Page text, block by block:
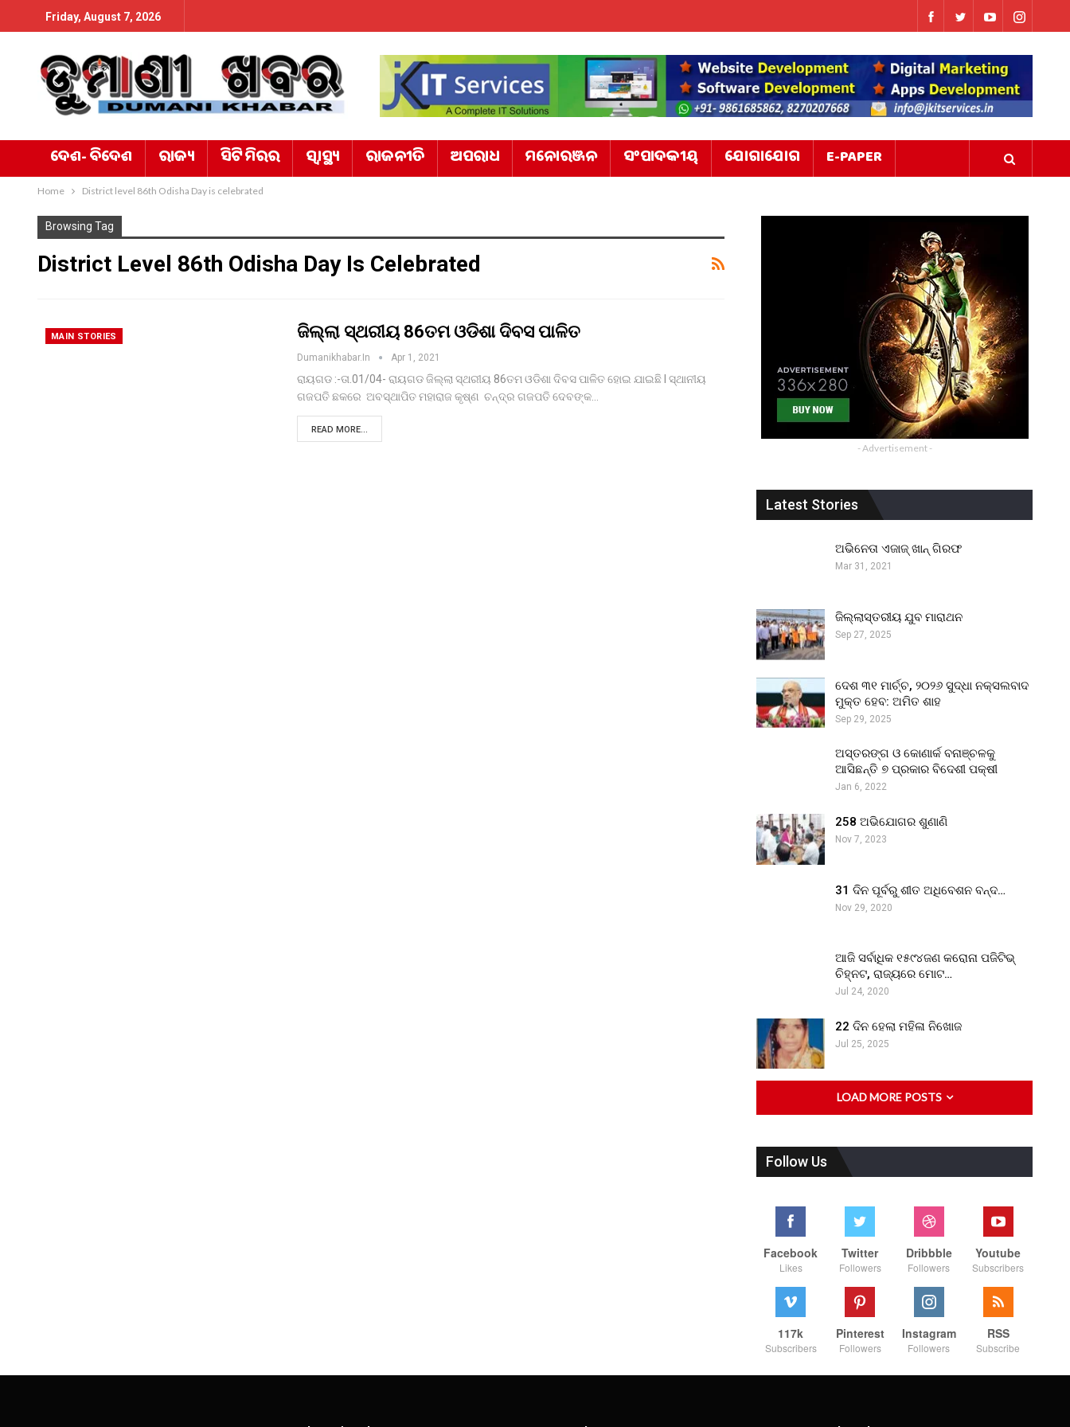
Friday, August 7, 2026
ଦେଶ- ବିଦେଶ ରାଜ୍ୟ ସିଟି ମିରର ସ୍ୱାସ୍ଥ୍ୟ ରାଜନୀତି ଅପରାଧ ମନୋରଞ୍ଜନ ସଂପାଦକୀୟ ଯୋଗାଯୋଗ E-PAPER
Home District level 86th Odisha Day is celebrated
Browsing Tag
District Level 86th Odisha Day Is Celebrated
MAIN STORIES ଜିଲ୍ଲା ସ୍ଥରୀୟ 86ତମ ଓଡିଶା ଦିବସ ପାଳିତ
Dumanikhabar.in Apr 1, 2021
ରାୟଗଡ :-ତା.01/04- ରାୟଗଡ ଜିଲ୍ଲା ସ୍ଥରୀୟ 86ତମ ଓଡିଶା ଦିବସ ପାଳିତ ହୋଇ ଯାଇଛି l ସ୍ଥାନୀୟ
ଗଜପତି ଛକରେ ଅବସ୍ଥାପିତ ମହାରାଜ କୃଷ୍ଣ ଚନ୍ଦ୍ର ଗଜପତି ଦେବଙ୍କ…
READ MORE...
- Advertisement -
Latest Stories
ଅଭିନେତା ଏଜାଜ୍ ଖାନ୍ ଗିରଫ
Mar 31, 2021
ଜିଲ୍ଲାସ୍ତରୀୟ ଯୁବ ମାରାଥନ
Sep 27, 2025
ଦେଶ ୩୧ ମାର୍ଚ୍ଚ, ୨୦୨୬ ସୁଦ୍ଧା ନକ୍ସଲବାଦ
ମୁକ୍ତ ହେବ: ଅମିତ ଶାହ
Sep 29, 2025
ଅସ୍ତରଙ୍ଗ ଓ କୋଣାର୍କ ବନାଞ୍ଚଳକୁ
ଆସିଛନ୍ତି ୭ ପ୍ରକାର ବିଦେଶୀ ପକ୍ଷୀ
Jan 6, 2022
258 ଅଭିଯୋଗର ଶୁଣାଣି
Nov 7, 2023
31 ଦିନ ପୂର୍ବରୁ ଶୀତ ଅଧିବେଶନ ବନ୍ଦ…
Nov 29, 2020
ଆଜି ସର୍ବାଧିକ ୧୫୯୪ଜଣ କରୋନା ପଜିଟିଭ୍
ଚିହ୍ନଟ, ରାଜ୍ୟରେ ମୋଟ…
Jul 24, 2020
22 ଦିନ ହେଲା ମହିଳା ନିଖୋଜ
Jul 25, 2025
LOAD MORE POSTS
Follow Us
Facebook
Likes
Twitter
Followers
Dribbble
Followers
Youtube
Subscribers
117k
Subscribers
Pinterest
Followers
Instagram
Followers
RSS
Subscribe